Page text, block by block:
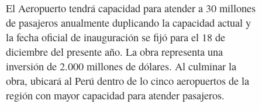
El Aeropuerto tendrá capacidad para atender a 30 millones
de pasajeros anualmente duplicando la capacidad actual y
la fecha oficial de inauguración se fijó para el 18 de
diciembre del presente año. La obra representa una
inversión de 2.000 millones de dólares. Al culminar la
obra, ubicará al Perú dentro de lo cinco aeropuertos de la
región con mayor capacidad para atender pasajeros.